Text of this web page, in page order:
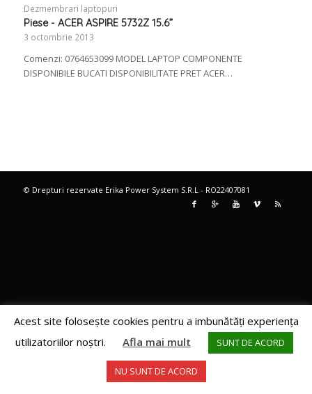
Dezmembrari laptopuri
Piese - ACER ASPIRE 5732Z 15.6”
3 octombrie 2013
Comenzi: 0764653099 MODEL LAPTOP COMPONENTE
DISPONIBILE BUCATI DISPONIBILITATE PRET ACER…
© Drepturi rezervate Erika Power System S.R.L - RO22407081
Acest site foloseşte cookies pentru a imbunătăţi experienţa
utilizatoriilor noştri.
Afla mai mult SUNT DE ACORD
NU SUNT DE ACORD